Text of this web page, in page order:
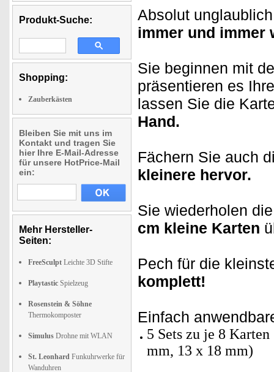
Produkt-Suche:
Shopping:
Zauberkästen
Bleiben Sie mit uns im
Kontakt und tragen Sie
hier Ihre E-Mail-Adresse
für unsere HotPrice-Mail
ein:
Mehr Hersteller-
Seiten:
FreeSculpt Leichte 3D Stifte
Playtastic Spielzeug
Rosenstein & Söhne
Thermokomposter
Simulus Drohne mit WLAN
St. Leonhard Funkuhrwerke für
Wanduhren
Absolut
immer und immer
Sie beginnen mit
präsentieren es
lassen Sie die
Hand.
Fächern Sie auch
kleinere hervor.
Sie wiederholen
cm kleine Karten
Pech für die
komplett!
Einfach
5 Sets zu je 8
mm, 13 x 18 mm)